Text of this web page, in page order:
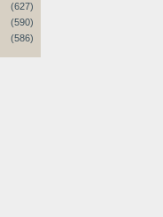
(627)
(590)
(586)